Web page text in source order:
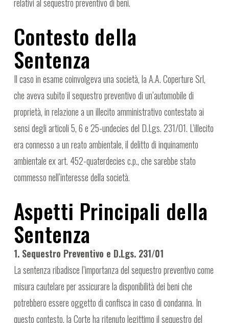
relativi al sequestro preventivo di beni.
Contesto della
Sentenza
Il caso in esame coinvolgeva una società, la A.A. Coperture Srl,
che aveva subito il sequestro preventivo di un’automobile di
proprietà, in relazione a un illecito amministrativo contestato ai
sensi degli articoli 5, 6 e 25-undecies del D.Lgs. 231/01. L’illecito
era connesso a un reato ambientale, il delitto di inquinamento
ambientale ex art. 452-quaterdecies c.p., che sarebbe stato
commesso nell’interesse della società.
Aspetti Principali della
Sentenza
1. Sequestro Preventivo e D.Lgs. 231/01
La sentenza ribadisce l’importanza del sequestro preventivo come
misura cautelare per assicurare la disponibilità dei beni che
potrebbero essere oggetto di confisca in caso di condanna. In
questo contesto, la Corte ha ritenuto legittimo il sequestro del